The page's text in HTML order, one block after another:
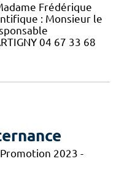
Frédérique
: Monsieur le
04 67 33 68
2023 -